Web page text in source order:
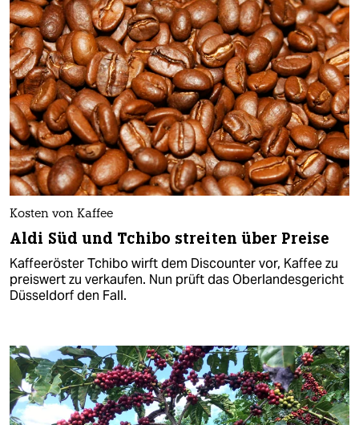
Kosten von Kaffee
Aldi Süd und Tchibo streiten über Preise
Kaffeeröster Tchibo wirft dem Discounter vor, Kaffee zu
preiswert zu verkaufen. Nun prüft das Oberlandesgericht
Düsseldorf den Fall.